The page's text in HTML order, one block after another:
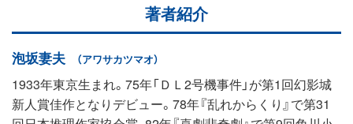
著者紹介
泡坂妻夫 （アワサカツマオ）
1933年東京生まれ。75年「ＤＬ2号機事件」が第1回幻影城
新人賞佳作となりデビュー。78年『乱れからくり』で第31